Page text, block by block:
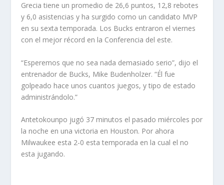
Grecia tiene un promedio de 26,6 puntos, 12,8 rebotes
y 6,0 asistencias y ha surgido como un candidato MVP
en su sexta temporada. Los Bucks entraron el viernes
con el mejor récord en la Conferencia del este.
“Esperemos que no sea nada demasiado serio”, dijo el
entrenador de Bucks, Mike Budenholzer. “Él fue
golpeado hace unos cuantos juegos, y tipo de estado
administrándolo.”
Antetokounpo jugó 37 minutos el pasado miércoles por
la noche en una victoria en Houston. Por ahora
Milwaukee esta 2-0 esta temporada en la cual el no
esta jugando.